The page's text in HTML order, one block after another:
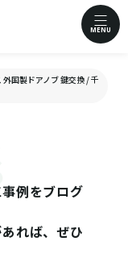
MENU
国製ドアノブ 鍵交換 / 千
例をブログ
れば、ぜひ